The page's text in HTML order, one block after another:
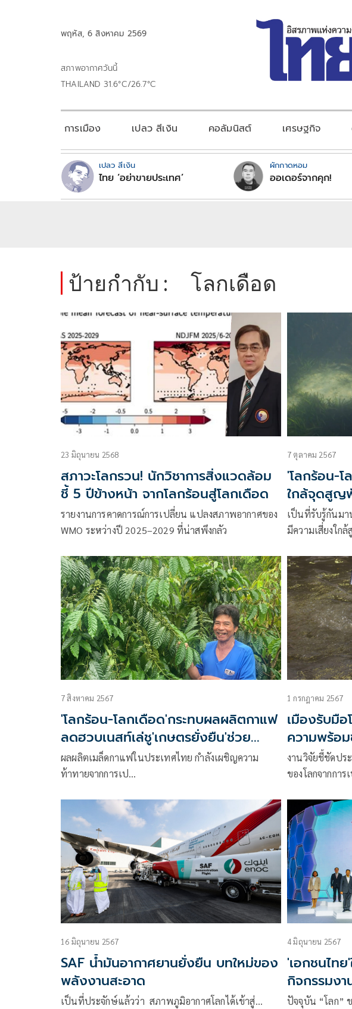
พฤหัส, 6 สิงหาคม 2569
สภาพอากาศวันนี้
THAILAND 31.6°C/26.7°C
การเมือง เปลว สีเงิน คอลัมนิสต์ เศรษฐกิจ
เปลว สีเงิน
ไทย ‘อย่าขายประเทศ’
ผักกาดหอม
ออเดอร์จากคุก!
ป้ายกำกับ : โลกเดือด
23 มิถุนายน 2568
สภาวะโลกรวน! นักวิชาการสิ่งแวดล้อม
ชี้ 5 ปีข้างหน้า จากโลกร้อนสู่โลกเดือด
รายงานการคาดการณ์การเปลี่ยน แปลงสภาพอากาศของ
WMO ระหว่างปี 2025–2029 ที่น่าสพึงกลัว
7 ตุลาคม 2567
'โลกร้อน-โ
ใกล้จุดสูญ
เป็นที่รับรู้กันม
มีความเสี่ยงใก
7 สิงหาคม 2567
'โลกร้อน-โลกเดือด'กระทบผลผลิตกาแฟ
ลดฮวบเนสท์เล่ชู'เกษตรยั่งยืน'ช่วย
เกษตรกรรับมือ
ผลผลิตเมล็ดกาแฟในประเทศไทย กำลังเผชิญความ
ท้าทายจากการเป…
1 กรกฎาคม 2567
เมืองรับมือ
ความพร้อ
งานวิจัยชี้ชัดปร
ของโลกจากกา
แทบอยู่ไม่ไหว
มาแล้ว เมื่อเข้
เกิดน้ำท่วม ดินถ
16 มิถุนายน 2567
SAF น้ำมันอากาศยานยั่งยืน บทใหม่ของ
พลังงานสะอาด
เป็นที่ประจักษ์แล้วว่า สภาพภูมิอากาศโลกได้เข้าสู่…
4 มิถุนายน 2567
'เอกชนไทย
กิจกรรมงา
วันที่ 27 ก.
ปัจจุบัน “โลก”